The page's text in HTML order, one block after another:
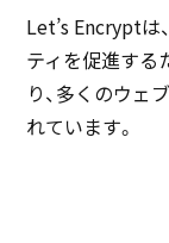
Let’s Encryptは
ティを促進する
り、多くのウェ
れています。